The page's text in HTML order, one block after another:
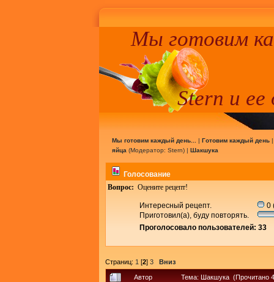
Мы готовим
Stern и ее
Мы готовим каждый день... | Готовим каждый день
яйца (Модератор: Stern) | Шакшука
Голосование
Вопрос: Оцените рецепт!
Интересный рецепт.
0
Приготовил(а), буду повторять.
Проголосовало пользователей: 33
Страниц: 1 [2] 3 Вниз
Автор Тема: Шакшука (Прочитано